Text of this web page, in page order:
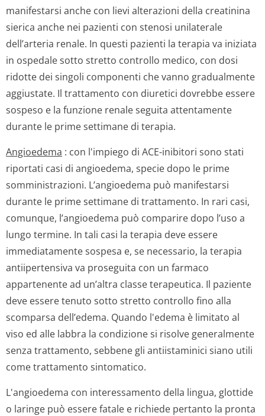
manifestarsi anche con lievi alterazioni della creatinina
sierica anche nei pazienti con stenosi unilaterale
dell’arteria renale. In questi pazienti la terapia va iniziata
in ospedale sotto stretto controllo medico, con dosi
ridotte dei singoli componenti che vanno gradualmente
aggiustate. Il trattamento con diuretici dovrebbe essere
sospeso e la funzione renale seguita attentamente
durante le prime settimane di terapia.
Angioedema : con l'impiego di ACE-inibitori sono stati
riportati casi di angioedema, specie dopo le prime
somministrazioni. L’angioedema può manifestarsi
durante le prime settimane di trattamento. In rari casi,
comunque, l’angioedema può comparire dopo l’uso a
lungo termine. In tali casi la terapia deve essere
immediatamente sospesa e, se necessario, la terapia
antiipertensiva va proseguita con un farmaco
appartenente ad un’altra classe terapeutica. Il paziente
deve essere tenuto sotto stretto controllo fino alla
scomparsa dell’edema. Quando l'edema è limitato al
viso ed alle labbra la condizione si risolve generalmente
senza trattamento, sebbene gli antiistaminici siano utili
come trattamento sintomatico.
L'angioedema con interessamento della lingua, glottide
o laringe può essere fatale e richiede pertanto la pronta